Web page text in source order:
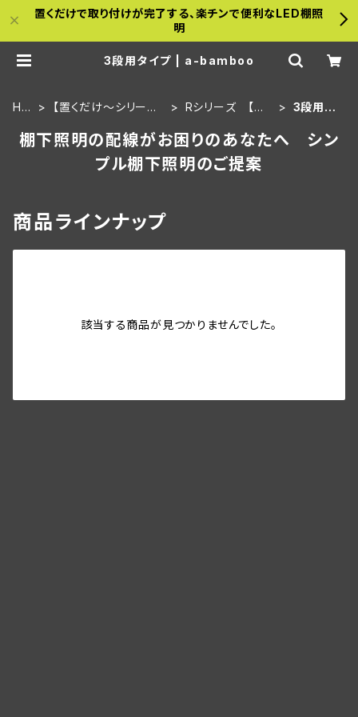
置くだけで取り付けが完了する、楽チンで便利なLED棚照
明
3段用タイプ | a-bamboo
HO
【置くだけ～シリーズ】
Rシリーズ 【既
3段用タ
棚下照明の配線がお困りのあなたへ シン
プル棚下照明のご提案
商品ラインナップ
該当する商品が見つかりませんでした。